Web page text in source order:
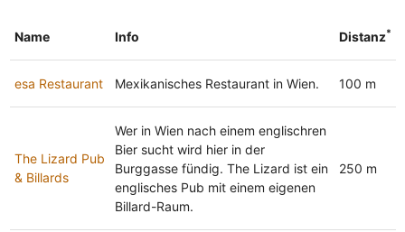
Name Info Distanz*
esa Restaurant Mexikanisches Restaurant in Wien. 100 m
The Lizard Pub
& Billards
Wer in Wien nach einem englischren
Bier sucht wird hier in der
Burggasse fündig. The Lizard ist ein
englisches Pub mit einem eigenen
Billard-Raum.
250 m